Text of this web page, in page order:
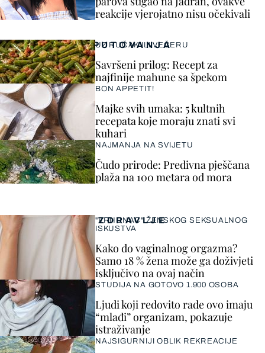
reakcije vjerojatno nisu očekivali
ZDRAVLJE
"VRHUNAC" ŽENSKOG SEKSUALNOG
ISKUSTVA
Kako do vaginalnog orgazma?
Samo 18 % žena može ga doživjeti
isključivo na ovaj način
STUDIJA NA GOTOVO 1.900 OSOBA
Ljudi koji redovito rade ovo imaju
“mlađi” organizam, pokazuje
istraživanje
NAJSIGURNIJI OBLIK REKREACIJE
PUTOVANJA
UZ RUČAK ILI VEČERU
Savršeni prilog: Recept za
najfinije mahune sa špekom
BON APPETIT!
Majke svih umaka: 5 kultnih
recepata koje moraju znati svi
kuhari
NAJMANJA NA SVIJETU
Čudo prirode: Predivna pješčana
plaža na 100 metara od mora